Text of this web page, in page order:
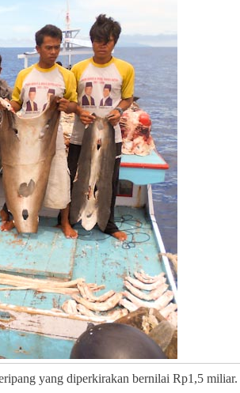
yang diperkirakan bernilai Rp1 ,5 miliar.